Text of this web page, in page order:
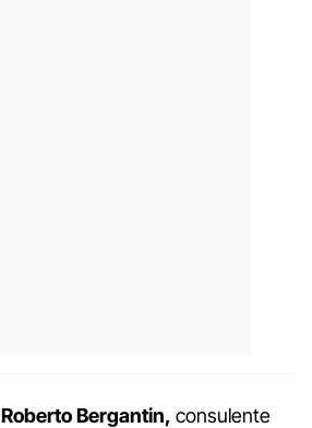
Roberto Bergantin, consulente